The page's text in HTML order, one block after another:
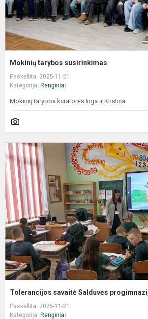
Mokinių tarybos susirinkimas
Paskelbta: 2025-11-21
Kategorija: Renginiai
Mokinių tarybos kuratorės Inga ir Kristina
Tolerancijos savaitė Salduvės
Paskelbta: 2025-11-21
Kategorija: Renginiai